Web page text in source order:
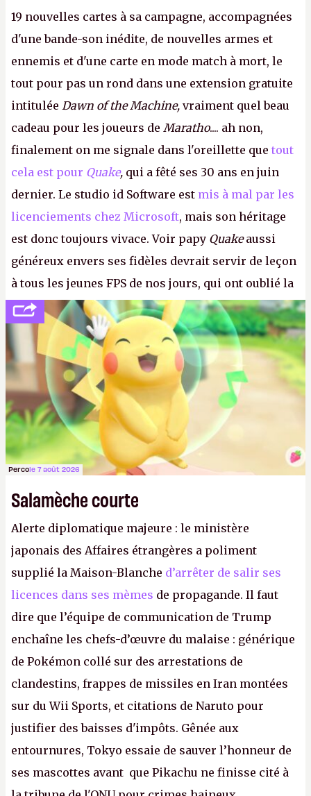
19 nouvelles cartes à sa campagne, accompagnées
d'une bande-son inédite, de nouvelles armes et
ennemis et d'une carte en mode match à mort, le
tout pour pas un rond dans une extension gratuite
intitulée Dawn of the Machine, vraiment quel beau
cadeau pour les joueurs de Maratho.... ah non,
finalement on me signale dans l'oreillette que tout
cela est pour Quake, qui a fêté ses 30 ans en juin
dernier. Le studio id Software est mis à mal par les
licenciements chez Microsoft, mais son héritage
est donc toujours vivace. Voir papy Quakeaussi
généreux envers ses fidèles devrait servir de leçon
à tous les jeunes FPS de nos jours, qui ont oublié la
politesse et le respect envers leurs joueurs et les
anciens. Il leur faudrait une bonne guerre des
consoles à ces petits cons !
Percole 7 août 2026
Salamèche courte
Alerte diplomatique majeure : le ministère
japonais des Affaires étrangères a poliment
supplié la Maison-Blanche d’arrêter de salir ses
licences dans ses mèmes de propagande. Il faut
dire que l’équipe de communication de Trump
enchaîne les chefs-d’œuvre du malaise : générique
de Pokémon collé sur des arrestations de
clandestins, frappes de missiles en Iran montées
sur du Wii Sports, et citations de Naruto pour
justifier des baisses d'impôts. Gênée aux
entournures, Tokyo essaie de sauver l’honneur de
ses mascottes avant que Pikachu ne finisse cité à